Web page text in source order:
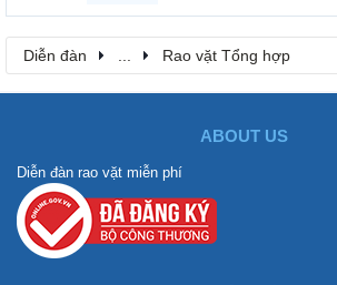
Diễn đàn ... Rao vặt Tổng hợp
ABOUT US
Diễn đàn rao vặt miễn phí